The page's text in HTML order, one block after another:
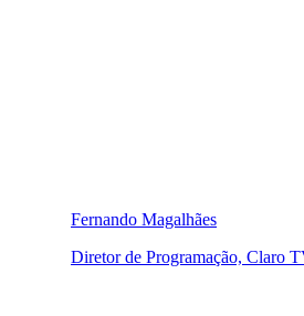
Fernando Magalhães
Diretor de Programação, Claro